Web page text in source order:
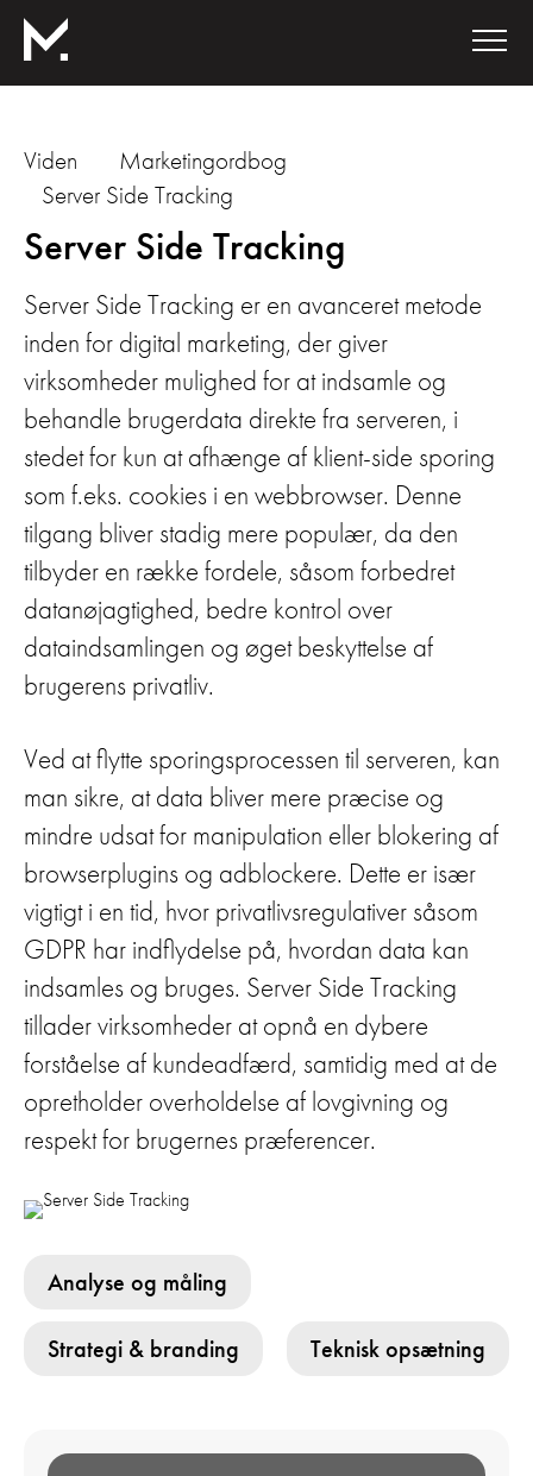
Viden
Marketingordbog
Server Side Tracking
Server Side Tracking
Server Side Tracking er en avanceret metode
inden for digital marketing, der giver
virksomheder mulighed for at indsamle og
behandle brugerdata direkte fra serveren, i
stedet for kun at afhænge af klient-side sporing
som f.eks. cookies i en webbrowser. Denne
tilgang bliver stadig mere populær, da den
tilbyder en række fordele, såsom forbedret
datanøjagtighed, bedre kontrol over
dataindsamlingen og øget beskyttelse af
brugerens privatliv.
Ved at flytte sporingsprocessen til serveren, kan
man sikre, at data bliver mere præcise og
mindre udsat for manipulation eller blokering af
browserplugins og adblockere. Dette er især
vigtigt i en tid, hvor privatlivsregulativer såsom
GDPR har indflydelse på, hvordan data kan
indsamles og bruges. Server Side Tracking
tillader virksomheder at opnå en dybere
forståelse af kundeadfærd, samtidig med at de
opretholder overholdelse af lovgivning og
respekt for brugernes præferencer.
Analyse og måling
Strategi & branding Teknisk opsætning